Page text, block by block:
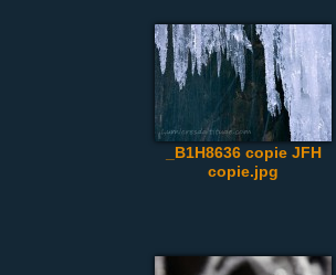
_B1H8636 copie JFH
copie.jpg